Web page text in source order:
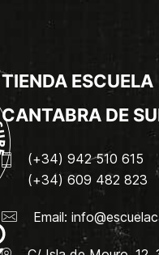
TIENDA ESCUELA
CANTABRA DE
(+34) 942 510 615
(+34) 609 482 823
Email: